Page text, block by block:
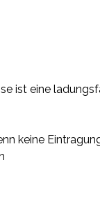
ist eine
keine